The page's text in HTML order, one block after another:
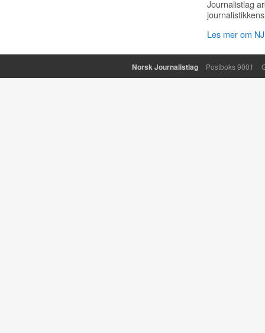
Journalistlag
Les mer om
Norsk Journalistlag Postboks 9001